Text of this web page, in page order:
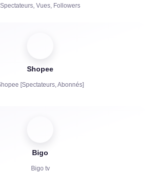
Spectateurs, Vues, Followers
Shopee
[Spectateurs, Abonnés]
Bigo
Bigo tv